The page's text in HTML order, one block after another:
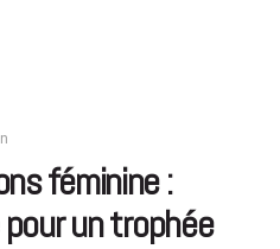
féminine :
un trophée